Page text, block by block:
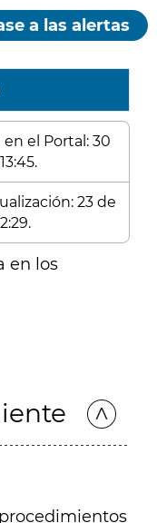
a las alertas
el Portal: 30
23 de
en los